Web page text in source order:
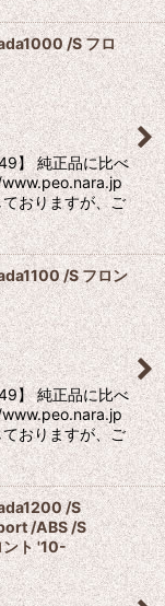
/S フロ
】 純正品に比べ
おりますが、ご
/S フロン
】 純正品に比べ
おりますが、ご
/S
/ABS /S
ト '10-